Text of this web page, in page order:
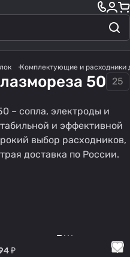
Комплектующие и расходники
50 25
– сопла, электроды и
и эффективной
выбор расходников,
доставка по России.
Проч
ее
(CUT
93
Сопла
(CUT)
189
₽